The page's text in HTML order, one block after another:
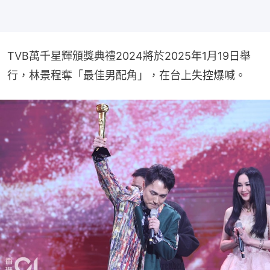
TVB萬千星輝頒獎典禮2024將於2025年1月19日舉
行，林景程奪「最佳男配角」，在台上失控爆喊。